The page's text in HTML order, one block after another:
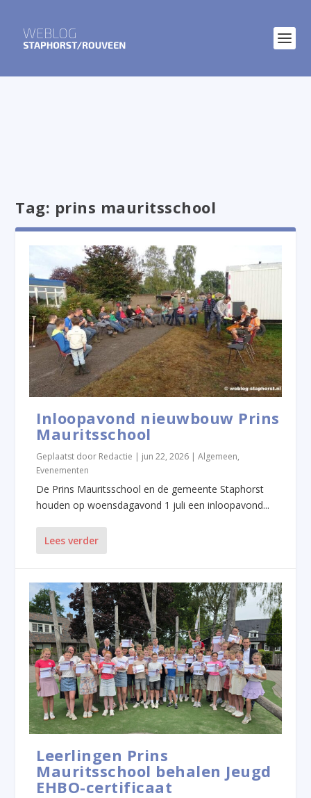
Tag: prins mauritsschool
Inloopavond nieuwbouw Prins
Mauritsschool
Geplaatst door Redactie | jun 22, 2026 |Algemeen,
Evenementen
De Prins Mauritsschool en de gemeente Staphorst
houden op woensdagavond 1 juli een inloopavond...
Lees verder
Leerlingen Prins
Mauritsschool behalen Jeugd
EHBO-certificaat